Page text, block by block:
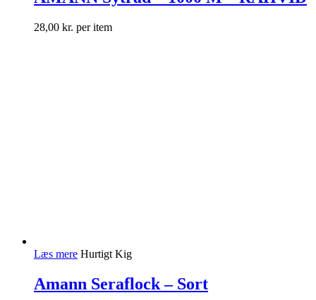
28,00 kr. per item
Læs mere Hurtigt Kig
Amann Seraflock – Sort